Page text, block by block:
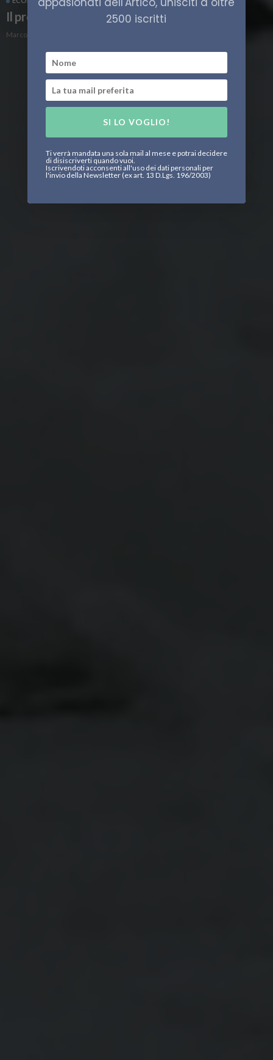
Il progetto Tomtor
Marco Leone
2500 iscritti
SI LO VOGLIO!
Ti verrà mandata una sola mail al mese e potrai decidere
di disiscriverti quando vuoi.
Iscrivendoti acconsenti all'uso dei dati personali per
l'invio della Newsletter (ex art. 13 D.Lgs. 196/2003)